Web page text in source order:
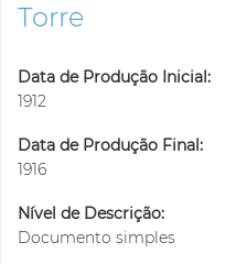
Torre
Data de Produção Inicial:
1912
Data de Produção Final:
1916
Nível de Descrição:
Documento simples